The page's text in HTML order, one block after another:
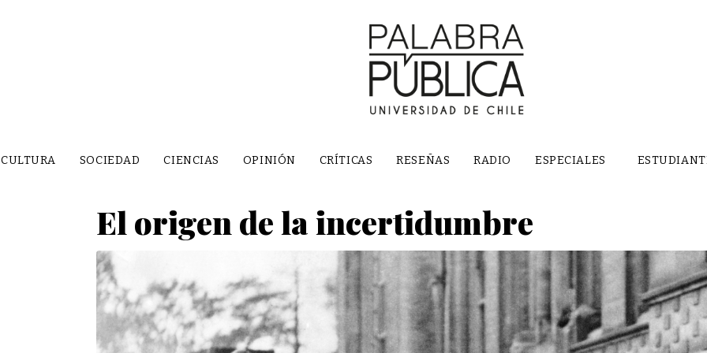
CULTURA SOCIEDAD CIENCIAS OPINIÓN CRÍTICAS RESEÑAS RADIO ESPECIALES
El origen de la incertidumbre